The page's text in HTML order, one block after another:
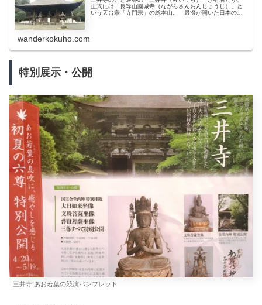
正式には「長等山園城寺（ながらさんおんじょうじ）」と
いう天台宗「寺門宗」の総本山。 最澄が開いた日本の天
wanderkokuho.com
特別展示・公開
三井寺 あお若葉の競演パンフレット